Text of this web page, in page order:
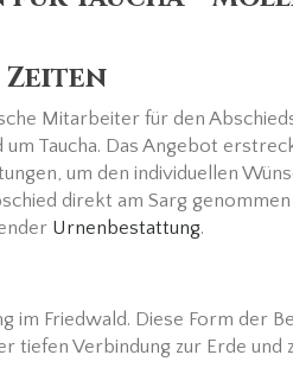
Mitarbeiter für den
Taucha. Das Angebot
um den individuellen
direkt am Sarg
Urnenbestattung.
im Friedwald. Diese Form der
Verbindung zur Erde